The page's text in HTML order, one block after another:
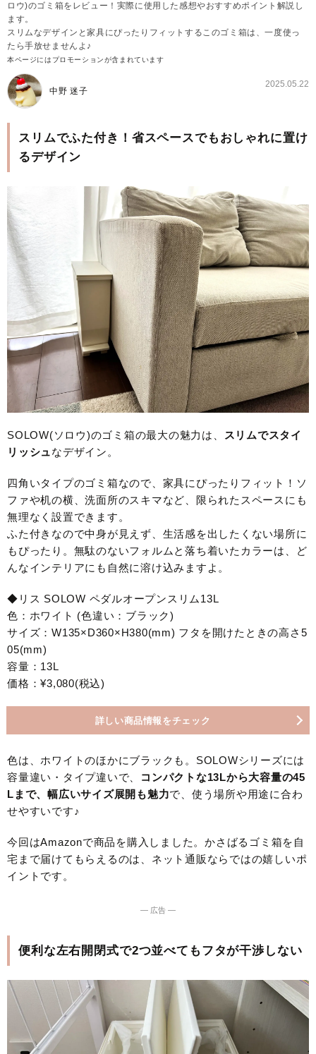
ロウ)のゴミ箱をレビュー！実際に使用した感想やおすすめポイント解説し
ます。
スリムなデザインと家具にぴったりフィットするこのゴミ箱は、一度使っ
たら手放せませんよ♪
本ページにはプロモーションが含まれています
中野 迷子
2025.05.22
スリムでふた付き！省スペースでもおしゃれに置け
るデザイン
SOLOW(ソロウ)のゴミ箱の最大の魅力は、
スリムでスタイ
リッシュなデザイン。
四角いタイプのゴミ箱なので、家具にぴったりフィット！ソ
ファや机の横、洗面所のスキマなど、限られたスペースにも
無理なく設置できます。
ふた付きなので中身が見えず、生活感を出したくない場所に
もぴったり。無駄のないフォルムと落ち着いたカラーは、ど
んなインテリアにも自然に溶け込みますよ。
◆リス SOLOW ペダルオープンスリム13L
色：ホワイト (色違い：ブラック)
サイズ：W135×D360×H380(mm) フタを開けたときの高さ5
05(mm)
容量：13L
価格：¥3,080(税込)
詳しい商品情報をチェック
色は、ホワイトのほかにブラックも。SOLOWシリーズには
容量違い・タイプ違いで、
コンパクトな13Lから大容量の45
Lまで、幅広いサイズ展開も魅力で、使う場所や用途に合わ
せやすいです♪
今回はAmazonで商品を購入しました。かさばるゴミ箱を自
宅まで届けてもらえるのは、ネット通販ならではの嬉しいポ
イントです。
― 広告 ―
便利な左右開閉式で2つ並べてもフタが干渉しない